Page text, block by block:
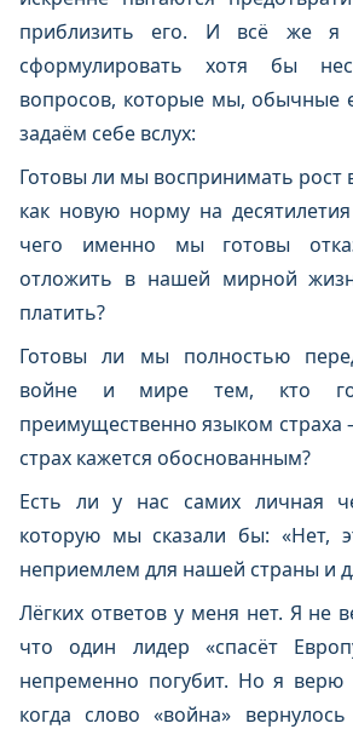
приблизить его. И всё же я
сформулировать хотя бы
вопросов, которые мы, обычные
задаём себе вслух:
Готовы ли мы воспринимать рост
как новую норму на
чего именно мы готовы
отложить в нашей мирной
платить?
Готовы ли мы полностью
войне и мире тем, кто
преимущественно языком страха
страх кажется обоснованным?
Есть ли у нас самих личная
которую мы сказали бы: «Нет,
неприемлем для нашей страны и
Лёгких ответов у меня нет. Я не
что один лидер «спасёт
непременно погубит. Но я верю
когда слово «война»